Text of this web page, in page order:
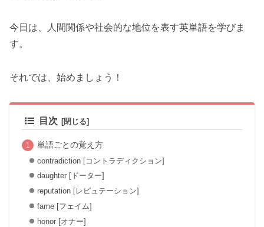
今日は、人間関係や社会的な地位を表す英単語を学びま
す。
それでは、始めましょう！
目次
単語ごとの覚え方
contradiction [コントラディクション]
daughter [ドーター]
reputation [レピュテーション]
fame [フェイム]
honor [オナー]